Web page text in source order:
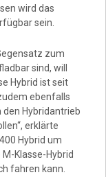
wird das
sein.
zum
sind, will
Hybrid ist seit
ebenfalls
den Hybridantrieb
erklärte
Hybrid um
Klasse-Hybrid
fahren kann.